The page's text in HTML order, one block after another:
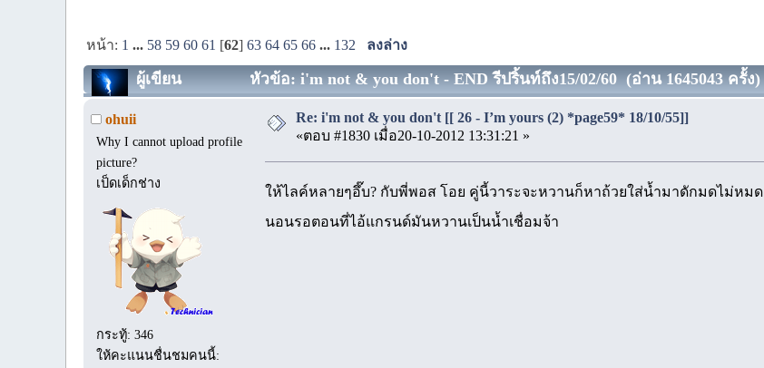
หน้า: 1 ... 58 59 60 61 [62]63 64 65 66 ... 132 ลงล่าง
ผู้เขียน หัวข้อ: i'm not & you don't - END รีปริ้นท์ถึง15/02/60 (อ่าน 1645043 ครั้ง)
ohuii
Why I cannot upload profile
picture?
เป็ดเด็กช่าง
กระทู้: 346
ให้คะแนนชื่นชมคนนี้:
Re: i'm not & you don't [[ 26 - I’m yours (2) *page59* 18/10/55]]
«ตอบ #1830 เมื่อ20-10-2012 13:31:21 »
ให้ไลค์หลายๆอึ๊บ? กับพี่พอส โอย คู่นี้วาระจะหวานก็หาถ้วยใส่น้ำมาดักมดไม่หมด
นอนรอตอนที่ไอ้แกรนด์มันหวานเป็นน้ำเชื่อมจ้า